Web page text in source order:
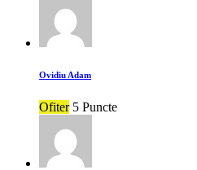
Ovidiu Adam
Ofiter 5 Puncte